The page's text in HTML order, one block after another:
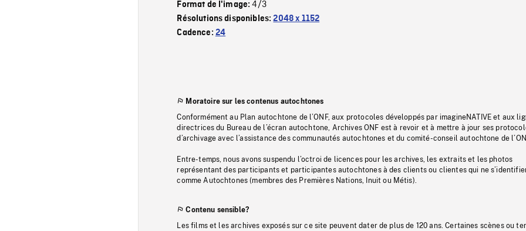
Format de l'image:4/3
Résolutions disponibles:2048 x 1152
Cadence: 24
Moratoire sur les contenus autochtones
Conformément au Plan autochtone de l’ONF, aux protocoles développés par imagineNATIVE et aux
directrices du Bureau de l’écran autochtone, Archives ONF est à revoir et à mettre à jour ses
d’archivage avec l’assistance des communautés autochtones et du comité-conseil autochtone de
Entre-temps, nous avons suspendu l’octroi de licences pour les archives, les extraits et les photos
représentant des participants et participantes autochtones à des clients ou clientes qui ne
comme Autochtones (membres des Premières Nations, Inuit ou Métis).
Contenu sensible?
Les films et les archives exposés sur ce site peuvent dater de plus de 120 ans. Certaines scènes ou